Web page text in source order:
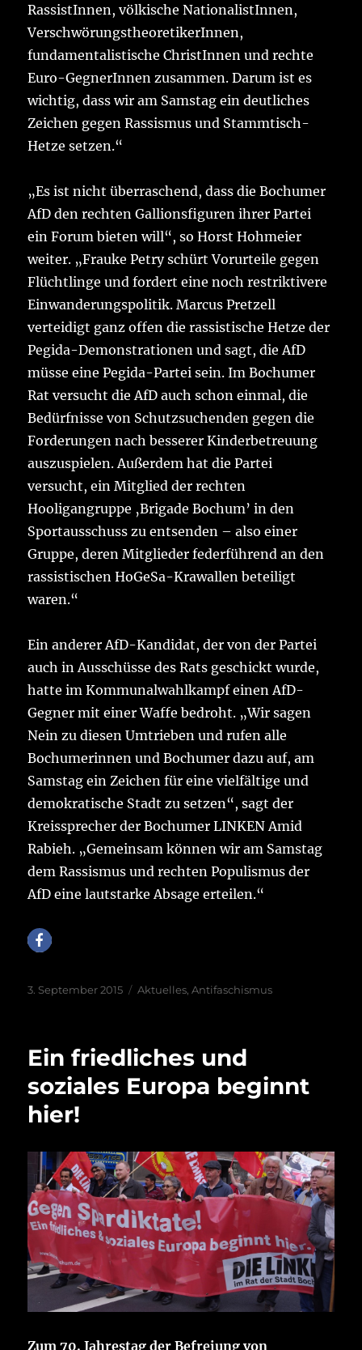
RassistInnen, völkische NationalistInnen,
VerschwörungstheoretikerInnen,
fundamentalistische ChristInnen und rechte
Euro-GegnerInnen zusammen. Darum ist es
wichtig, dass wir am Samstag ein deutliches
Zeichen gegen Rassismus und Stammtisch-
Hetze setzen.“
„Es ist nicht überraschend, dass die Bochumer
AfD den rechten Gallionsfiguren ihrer Partei
ein Forum bieten will“, so Horst Hohmeier
weiter. „Frauke Petry schürt Vorurteile gegen
Flüchtlinge und fordert eine noch restriktivere
Einwanderungspolitik. Marcus Pretzell
verteidigt ganz offen die rassistische Hetze der
Pegida-Demonstrationen und sagt, die AfD
müsse eine Pegida-Partei sein. Im Bochumer
Rat versucht die AfD auch schon einmal, die
Bedürfnisse von Schutzsuchenden gegen die
Forderungen nach besserer Kinderbetreuung
auszuspielen. Außerdem hat die Partei
versucht, ein Mitglied der rechten
Hooligangruppe ‚Brigade Bochum’ in den
Sportausschuss zu entsenden – also einer
Gruppe, deren Mitglieder federführend an den
rassistischen HoGeSa-Krawallen beteiligt
waren.“
Ein anderer AfD-Kandidat, der von der Partei
auch in Ausschüsse des Rats geschickt wurde,
hatte im Kommunalwahlkampf einen AfD-
Gegner mit einer Waffe bedroht. „Wir sagen
Nein zu diesen Umtrieben und rufen alle
Bochumerinnen und Bochumer dazu auf, am
Samstag ein Zeichen für eine vielfältige und
demokratische Stadt zu setzen“, sagt der
Kreissprecher der Bochumer LINKEN Amid
Rabieh. „Gemeinsam können wir am Samstag
dem Rassismus und rechten Populismus der
AfD eine lautstarke Absage erteilen.“
Veröffentlicht
3. September 2015 Kategorien
Aktuelles,Antifaschismus
Ein friedliches und
soziales Europa beginnt
hier!
Zum 70. Jahrestag der Befreiung von